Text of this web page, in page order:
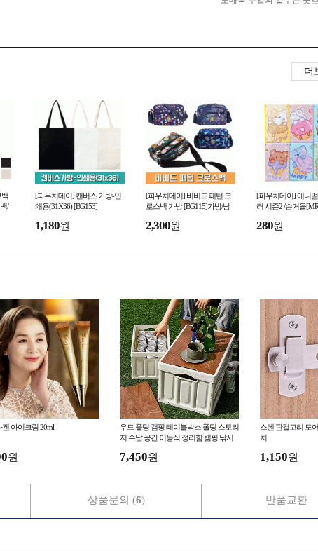
더
백
/
[파우치데이] 캔버스 가방-인
쇄용(31X36) [BG153]
1,180원
[파우치데이] 비비드 패턴 크
로스백 가방 [BG115]가방/남
백/키링/인쇄/휴대용
2,300원
[파우치데이] 애니
러 시즌2 /손거울
280원
겐 아이크림 20ml
원
우드 폴딩 캠핑 테이블박스 폴딩 스토리
지 수납 공간 이동식 정리함 캠핑 낚시
7,450원
스텐 판걸고리 도
치
1,150원
상품문의 (6) 반품교환